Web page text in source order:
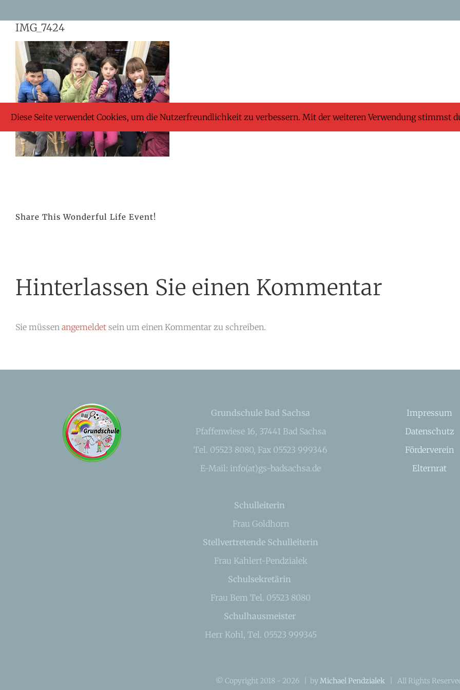
content
IMG_7424
Share This Wonderful Life Event!
Hinterlassen Sie einen Kommentar
Sie müssen angemeldet sein um einen Kommentar zu schreiben.
Grundschule Bad Sachsa
Pfaffenwiese 16, 37441 Bad Sachsa
Tel. 05523 8080, Fax 05523 999346
E-Mail: info(at)gs-badsachsa.de
Schulleiterin
Frau Goldhorn
Stellvertretende Schulleiterin
Frau Kahlert-Pendzialek
Schulsekretärin
Frau Bem Tel. 05523 8080
Schulhausmeister
Herr Kohl, Tel. 05523 999345
Impressum
Datenschutz
Förderverein
Elternrat
© Copyright 2018 - 2026 | byMichael Pendzialek| All Rights
Diese Seite verwendet Cookies, um die Nutzerfreundlichkeit zu verbessern. Mit der weiteren Verwendung stimmst